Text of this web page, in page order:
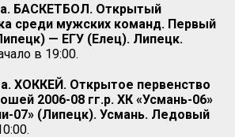
БАСКЕТБОЛ. Открытый
среди мужских команд. Первый
— ЕГУ (Елец). Липецк.
в 19:00.
ХОККЕЙ. Открытое первенство
2006-08 гг.р. ХК «Усмань-06»
07» (Липецк). Усмань. Ледовый